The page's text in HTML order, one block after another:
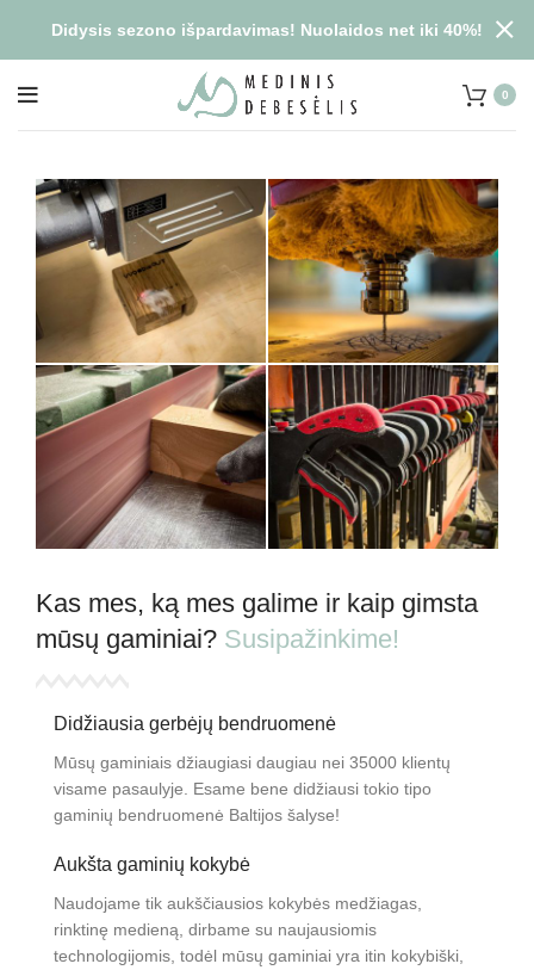
0
Kas mes, ką mes galime ir kaip gimsta
mūsų gaminiai? Susipažinkime!
Didžiausia gerbėjų bendruomenė
Mūsų gaminiais džiaugiasi daugiau nei 35000 klientų
visame pasaulyje. Esame bene didžiausi tokio tipo
gaminių bendruomenė Baltijos šalyse!
Aukšta gaminių kokybė
Naudojame tik aukščiausios kokybės medžiagas,
rinktinę medieną, dirbame su naujausiomis
technologijomis, todėl mūsų gaminiai yra itin kokybiški,
Didysis sezono išpardavimas! Nuolaidos net iki 40%!